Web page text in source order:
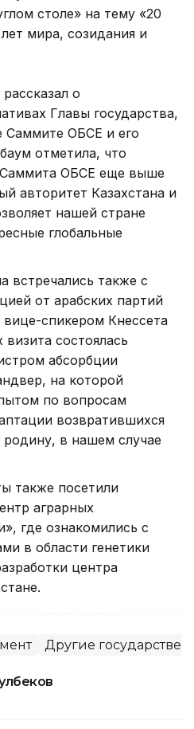
столе» на тему «20
мира, созидания и
о
Главы государства,
ОБСЕ и его
отметила, что
ОБСЕ еще выше
авторитет Казахстана и
нашей стране
глобальные
встречались также с
от арабских партий
вице-спикером Кнессета
состоялась
абсорбции
на которой
по вопросам
возвратившихся
в нашем случае
также посетили
аграрных
где ознакомились с
в области генетики
центра
Другие